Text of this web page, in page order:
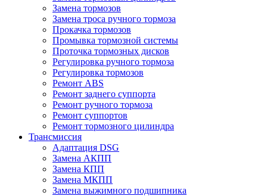
Замена тормозов
Замена троса ручного тормоза
Прокачка тормозов
Промывка тормозной системы
Проточка тормозных дисков
Регулировка ручного тормоза
Регулировка тормозов
Ремонт ABS
Ремонт заднего суппорта
Ремонт ручного тормоза
Ремонт суппортов
Ремонт тормозного цилиндра
Трансмиссия
Адаптация DSG
Замена АКПП
Замена КПП
Замена МКПП
Замена выжимного подшипника